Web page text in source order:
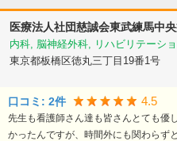
医療法人社団慈誠会東武練馬中
内科, 脳神経外科, リハビリテーショ
東京都板橋区徳丸三丁目19番1号
口コミ: 2件 4.5
先生も看護師さん達も皆さんとても優
かったんですが、時間外にも関わらず